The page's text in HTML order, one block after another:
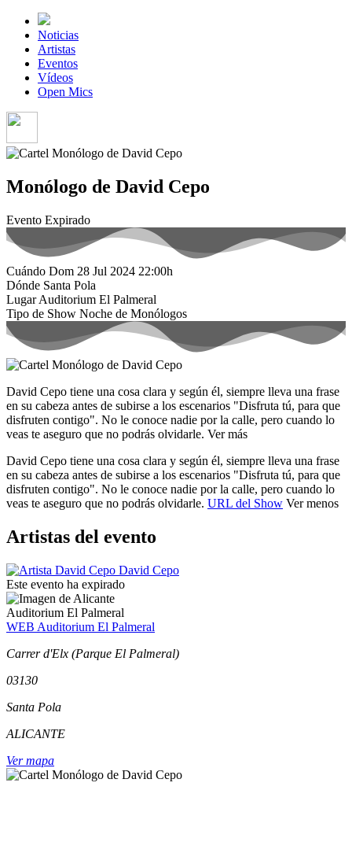
Noticias
Artistas
Eventos
Vídeos
Open Mics
Monólogo de David Cepo
Evento Expirado
Cuándo Dom 28 Jul 2024 22:00h
Dónde Santa Pola
LugarAuditorium El Palmeral
Tipo de Show Noche de Monólogos
David Cepo tiene una cosa clara y según él, siempre lleva una frase
en su cabeza antes de subirse a los escenarios "Disfruta tú, para que
disfruten contigo". No le conoce nadie por la calle, pero cuando lo
veas te aseguro que no podrás olvidarle. Ver más
David Cepo tiene una cosa clara y según él, siempre lleva una frase
en su cabeza antes de subirse a los escenarios "Disfruta tú, para que
disfruten contigo". No le conoce nadie por la calle, pero cuando lo
veas te aseguro que no podrás olvidarle. URL del Show Ver menos
Artistas del evento
David Cepo
Este evento ha expirado
Auditorium El Palmeral
WEB Auditorium El Palmeral
Carrer d'Elx (Parque El Palmeral)
03130
Santa Pola
ALICANTE
Ver mapa